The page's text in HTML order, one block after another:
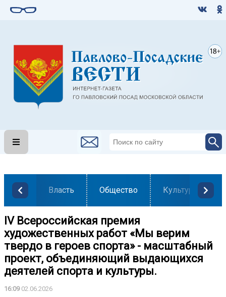
Власть Общество Культура
IV Всероссийская премия
художественных работ «Мы верим
твердо в героев спорта» - масштабный
проект, объединяющий выдающихся
деятелей спорта и культуры.
16:0902.06.2026